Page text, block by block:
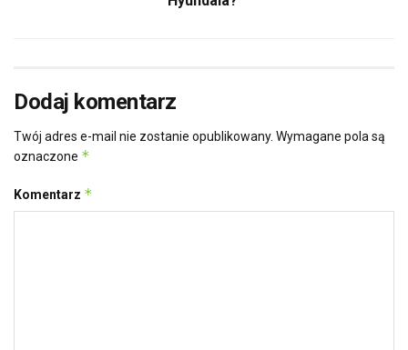
Dodaj komentarz
Twój adres e-mail nie zostanie opublikowany. Wymagane pola są
oznaczone *
Komentarz *